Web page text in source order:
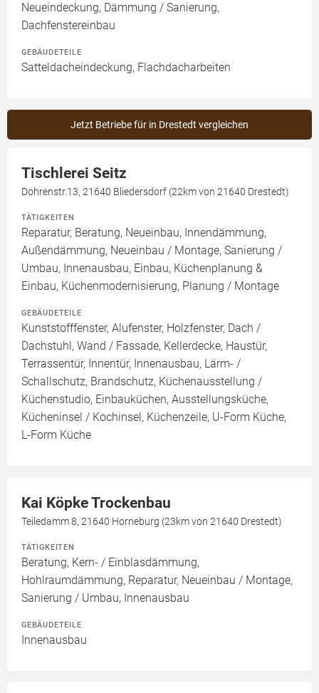
Neueindeckung, Dämmung / Sanierung,
Dachfenstereinbau
GEBÄUDETEILE
Satteldacheindeckung, Flachdacharbeiten
Jetzt Betriebe für in Drestedt vergleichen
Tischlerei Seitz
Dohrenstr.13, 21640 Bliedersdorf (22km von 21640 Drestedt)
TÄTIGKEITEN
Reparatur, Beratung, Neueinbau, Innendämmung,
Außendämmung, Neueinbau / Montage, Sanierung /
Umbau, Innenausbau, Einbau, Küchenplanung &
Einbau, Küchenmodernisierung, Planung / Montage
GEBÄUDETEILE
Kunststofffenster, Alufenster, Holzfenster, Dach /
Dachstuhl, Wand / Fassade, Kellerdecke, Haustür,
Terrassentür, Innentür, Innenausbau, Lärm- /
Schallschutz, Brandschutz, Küchenausstellung /
Küchenstudio, Einbauküchen, Ausstellungsküche,
Kücheninsel / Kochinsel, Küchenzeile, U-Form Küche,
L-Form Küche
Kai Köpke Trockenbau
Teiledamm 8, 21640 Horneburg (23km von 21640 Drestedt)
TÄTIGKEITEN
Beratung, Kern- / Einblasdämmung,
Hohlraumdämmung, Reparatur, Neueinbau / Montage,
Sanierung / Umbau, Innenausbau
GEBÄUDETEILE
Innenausbau